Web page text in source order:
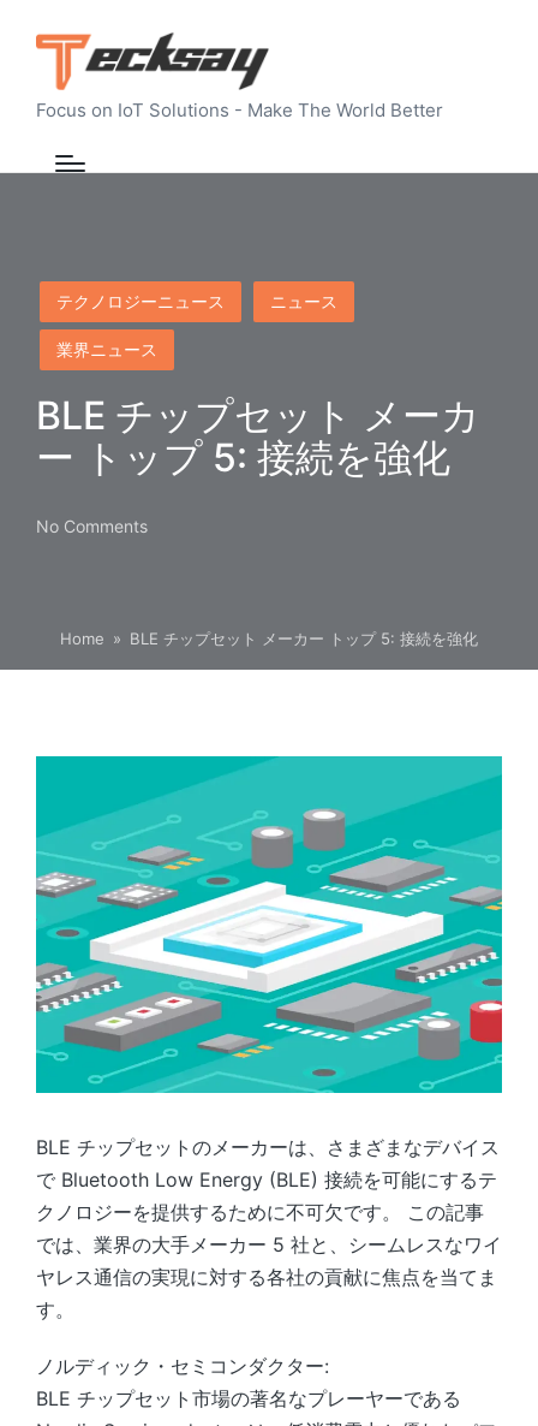
Focus on IoT Solutions - Make The World Better
Posted
in
テクノロジーニュース ニュース
業界ニュース
BLE チップセット メーカ
ー トップ 5: 接続を強化
No Comments
Home » BLE チップセット メーカー トップ 5: 接続を強化
BLE チップセットのメーカーは、さまざまなデバイス
で Bluetooth Low Energy (BLE) 接続を可能にするテ
クノロジーを提供するために不可欠です。 この記事
では、業界の大手メーカー 5 社と、シームレスなワイ
ヤレス通信の実現に対する各社の貢献に焦点を当てま
す。
ノルディック・セミコンダクター:
BLE チップセット市場の著名なプレーヤーである